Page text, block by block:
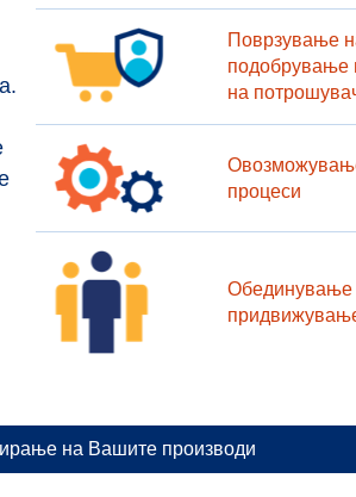
Поврзување
подобрување
на
процеси
Обединување
на Вашите производи